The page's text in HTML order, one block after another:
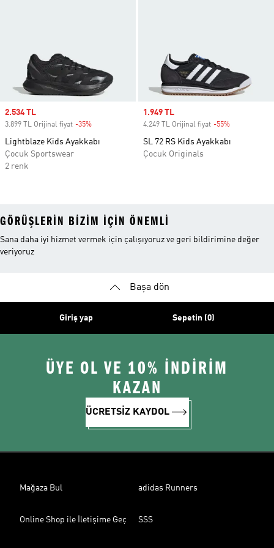
Sale price
2.534 TL
3.899 TL Orijinal fiyat -35%
Lightblaze Kids Ayakkabı
Çocuk Sportswear
2 renk
Sale price
1.949 TL
4.249 TL Orijinal fiyat -55%
SL 72 RS Kids Ayakkabı
Çocuk Originals
GÖRÜŞLERIN BIZIM IÇIN ÖNEMLI
Sana daha iyi hizmet vermek için çalışıyoruz ve geri bildirimine değer
veriyoruz
Başa dön
Giriş yap Sepetin (0)
ÜYE OL VE 10% İNDİRİM
KAZAN
ÜCRETSİZ KAYDOL
Mağaza Bul adidas Runners
Online Shop ile İletişime Geç SSS